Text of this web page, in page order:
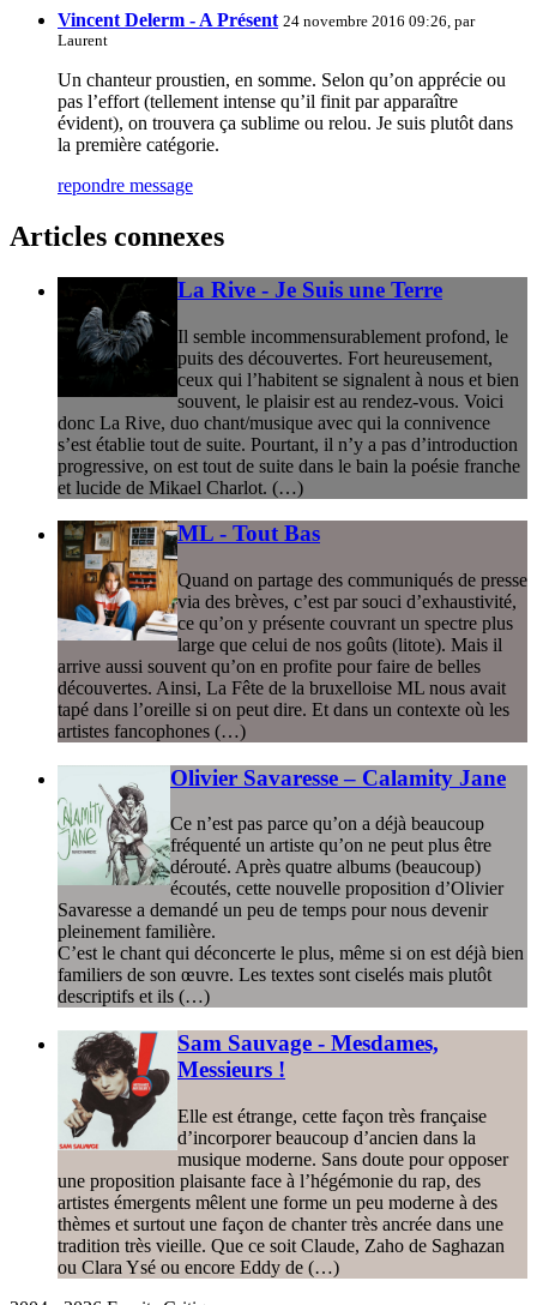
Vincent Delerm - A Présent 24 novembre 2016 09:26, par
Laurent
Un chanteur proustien, en somme. Selon qu’on apprécie ou
pas l’effort (tellement intense qu’il finit par apparaître
évident), on trouvera ça sublime ou relou. Je suis plutôt dans
la première catégorie.
repondre message
Articles connexes
La Rive - Je Suis une Terre
Il semble incommensurablement profond, le
puits des découvertes. Fort heureusement,
ceux qui l’habitent se signalent à nous et bien
souvent, le plaisir est au rendez-vous. Voici
donc La Rive, duo chant/musique avec qui la connivence
s’est établie tout de suite. Pourtant, il n’y a pas d’introduction
progressive, on est tout de suite dans le bain la poésie franche
et lucide de Mikael Charlot. (…)
ML - Tout Bas
Quand on partage des communiqués de presse
via des brèves, c’est par souci d’exhaustivité,
ce qu’on y présente couvrant un spectre plus
large que celui de nos goûts (litote). Mais il
arrive aussi souvent qu’on en profite pour faire de belles
découvertes. Ainsi, La Fête de la bruxelloise ML nous avait
tapé dans l’oreille si on peut dire. Et dans un contexte où les
artistes fancophones (…)
Olivier Savaresse – Calamity Jane
Ce n’est pas parce qu’on a déjà beaucoup
fréquenté un artiste qu’on ne peut plus être
dérouté. Après quatre albums (beaucoup)
écoutés, cette nouvelle proposition d’Olivier
Savaresse a demandé un peu de temps pour nous devenir
pleinement familière.
C’est le chant qui déconcerte le plus, même si on est déjà bien
familiers de son œuvre. Les textes sont ciselés mais plutôt
descriptifs et ils (…)
Sam Sauvage - Mesdames,
Messieurs !
Elle est étrange, cette façon très française
d’incorporer beaucoup d’ancien dans la
musique moderne. Sans doute pour opposer
une proposition plaisante face à l’hégémonie du rap, des
artistes émergents mêlent une forme un peu moderne à des
thèmes et surtout une façon de chanter très ancrée dans une
tradition très vieille. Que ce soit Claude, Zaho de Saghazan
ou Clara Ysé ou encore Eddy de (…)